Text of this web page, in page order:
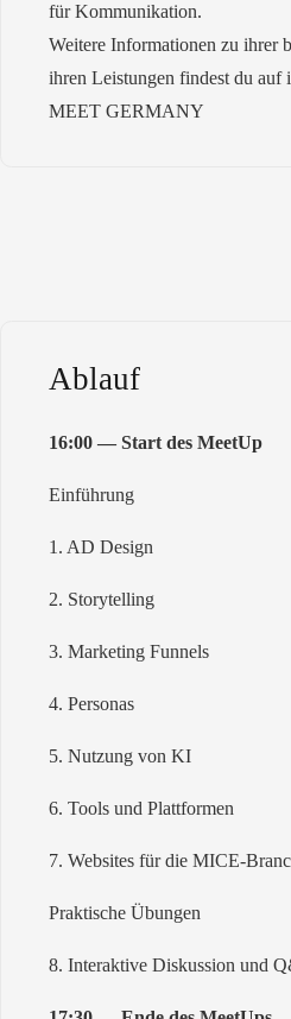
für Kommunikation.
Weitere Informationen zu ihrer
ihren Leistungen findest du auf
MEET GERMANY
Ablauf
16:00 — Start des MeetUp
Einführung
1. AD Design
2. Storytelling
3. Marketing Funnels
4. Personas
5. Nutzung von KI
6. Tools und Plattformen
7. Websites für die MICE-
Praktische Übungen
8. Interaktive Diskussion und